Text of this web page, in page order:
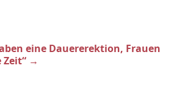
eine Dauererektion, Frauen
Zeit“ →